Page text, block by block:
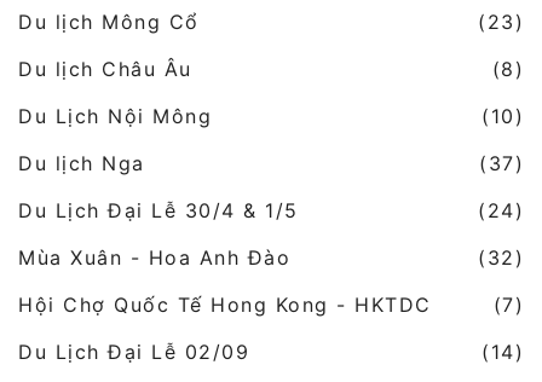
Du lịch Mông Cổ
(23)
Du lịch Châu Âu
(8)
Du Lịch Nội Mông
(10)
Du lịch Nga
(37)
Du Lịch Đại Lễ 30/4 & 1/5
(24)
Mùa Xuân - Hoa Anh Đào
(32)
Hội Chợ Quốc Tế Hong Kong - HKTDC
(7)
Du Lịch Đại Lễ 02/09
(14)